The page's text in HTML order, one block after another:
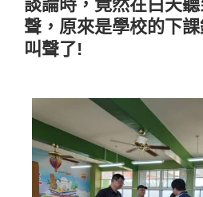
談論時，竟然在白天
聲，原來是學校的下
叫聲了!